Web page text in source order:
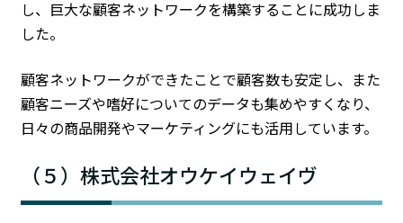
し、巨大な顧客ネットワークを構築することに成功しま
した。
顧客ネットワークができたことで顧客数も安定し、また
顧客ニーズや嗜好についてのデータも集めやすくなり、
日々の商品開発やマーケティングにも活用しています。
（５）株式会社オウケイウェイヴ